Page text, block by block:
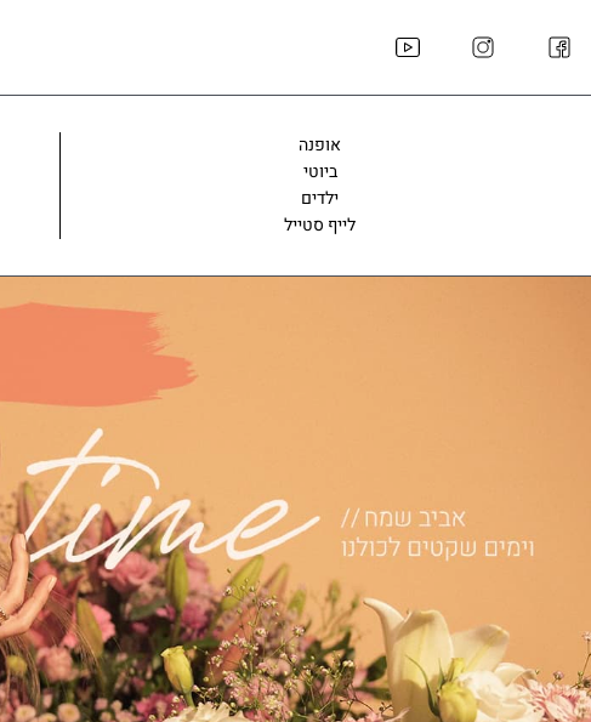
לתוכן
אופנה
ביוטי
ילדים
לייף סטייל